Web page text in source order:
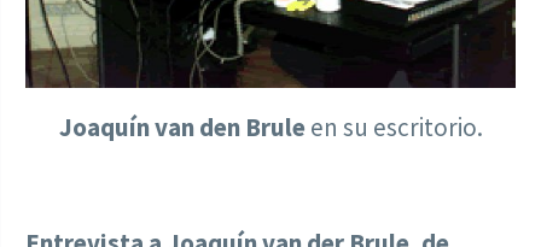
Joaquín van den Brule en su escritorio.